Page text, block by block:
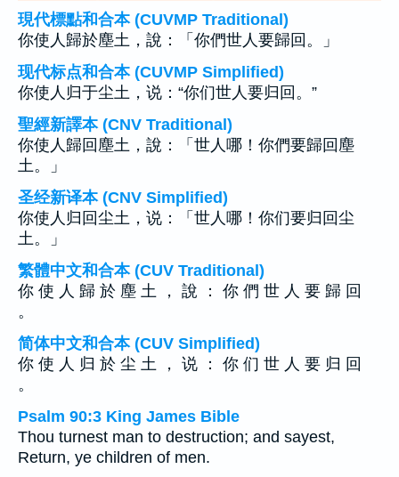
現代標點和合本 (CUVMP Traditional)
你使人歸於塵土，說：「你們世人要歸回。」
现代标点和合本 (CUVMP Simplified)
你使人归于尘土，说：“你们世人要归回。”
聖經新譯本 (CNV Traditional)
你使人歸回塵土，說：「世人哪！你們要歸回塵
土。」
圣经新译本 (CNV Simplified)
你使人归回尘土，说：「世人哪！你们要归回尘
土。」
繁體中文和合本 (CUV Traditional)
你 使 人 歸 於 塵 土 ， 說 ： 你 們 世 人 要 歸 回
。
简体中文和合本 (CUV Simplified)
你 使 人 归 於 尘 土 ， 说 ： 你 们 世 人 要 归 回
。
Psalm 90:3 King James Bible
Thou turnest man to destruction; and sayest,
Return, ye children of men.